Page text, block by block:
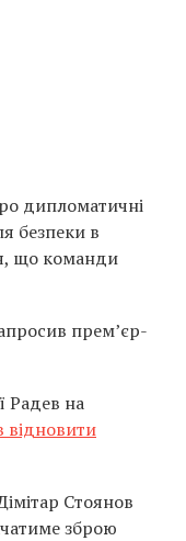
дипломатичні
безпеки в
що команди
прем’єр-
Радев на
відновити
Стоянов
зброю